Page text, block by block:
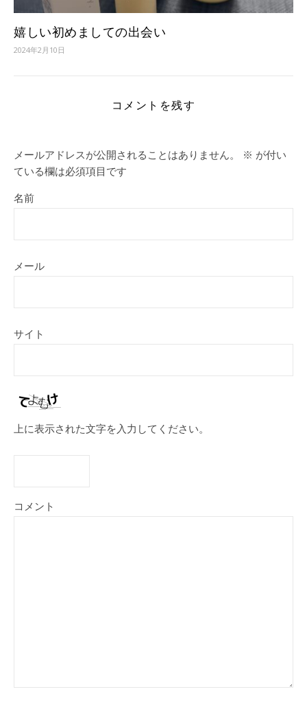
嬉しい初めましての出会い
2024年2月10日
コメントを残す
メールアドレスが公開されることはありません。 ※ が付い
ている欄は必須項目です
名前
メール
サイト
上に表示された文字を入力してください。
コメント